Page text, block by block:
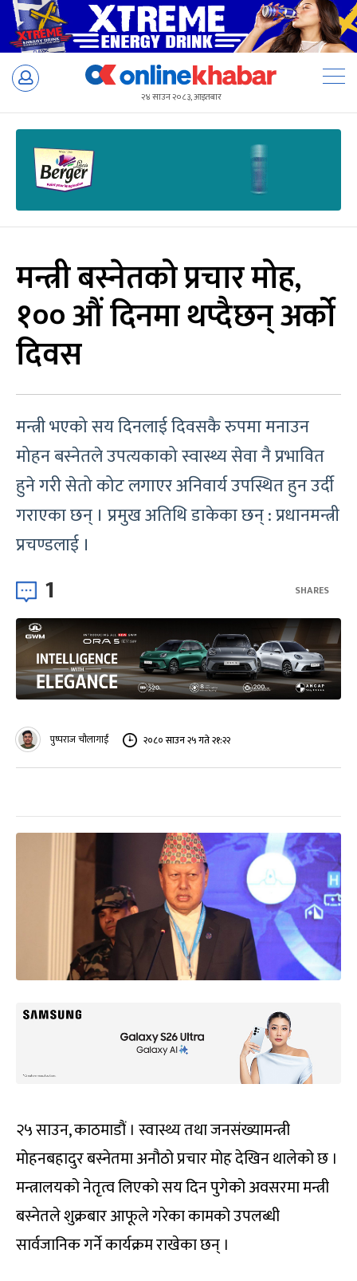
Skip
२४ साउन २०८३, आइतबार
मन्त्री बस्नेतको प्रचार मोह,
१०० औं दिनमा थप्दैछन् अर्को
दिवस
मन्त्री भएको सय दिनलाई दिवसकै रुपमा मनाउन
मोहन बस्नेतले उपत्यकाको स्वास्थ्य सेवा नै प्रभावित
हुने गरी सेतो कोट लगाएर अनिवार्य उपस्थित हुन उर्दी
गराएका छन् । प्रमुख अतिथि डाकेका छन् : प्रधानमन्त्री
प्रचण्डलाई ।
1 SHARES
पुष्पराज चौलागाईं २०८० साउन २५ गते २१:२२
२५ साउन, काठमाडौं । स्वास्थ्य तथा जनसंख्यामन्त्री
मोहनबहादुर बस्नेतमा अनौठो प्रचार मोह देखिन थालेको छ ।
मन्त्रालयको नेतृत्व लिएको सय दिन पुगेको अवसरमा मन्त्री
बस्नेतले शुक्रबार आफूले गरेका कामको उपलब्धी
सार्वजानिक गर्ने कार्यक्रम राखेका छन् ।